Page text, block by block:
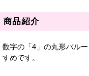
商品紹介
数字の「4」の丸形バル
すめです。